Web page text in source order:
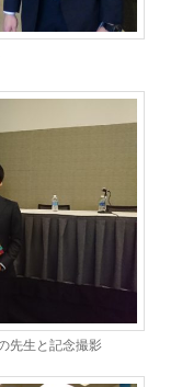
先生と記念撮影